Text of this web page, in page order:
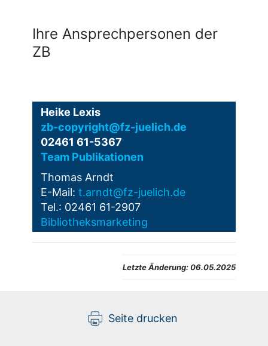
Ihre Ansprechpersonen der
ZB
Heike Lexis
zb-copyright@fz-juelich.de
02461 61-5367
Team Publikationen
Thomas Arndt
E-Mail: t.arndt@fz-juelich.de
Tel.: 02461 61-2907
Bibliotheksmarketing
Letzte Änderung:06.05.2025
Seite drucken